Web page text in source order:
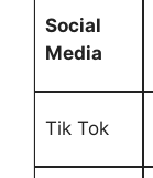
Social
Media
Tik Tok